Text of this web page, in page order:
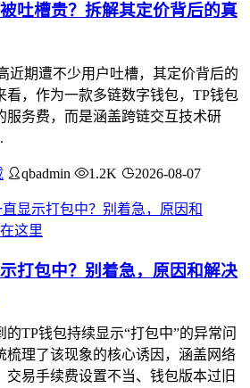
吐槽贵？拆解其定价背后的真
近期遭不少用户吐槽，其定价背后的
看，作为一款多链数字钱包，TP钱包
服务费，而是涵盖跨链交互技术研
qbadmin 1.2K 2026-08-07
打包中？别着急，原因和解决
TP钱包持续显示“打包中”的异常问
梳理了该现象的核心诱因，涵盖网络
交易手续费设置不当、钱包版本过旧